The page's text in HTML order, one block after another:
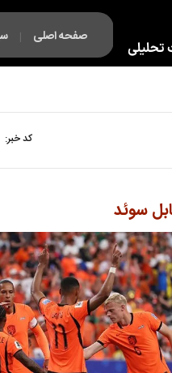
صفحه اصلی |
فکت لایف |
کد خبر:
سوئد